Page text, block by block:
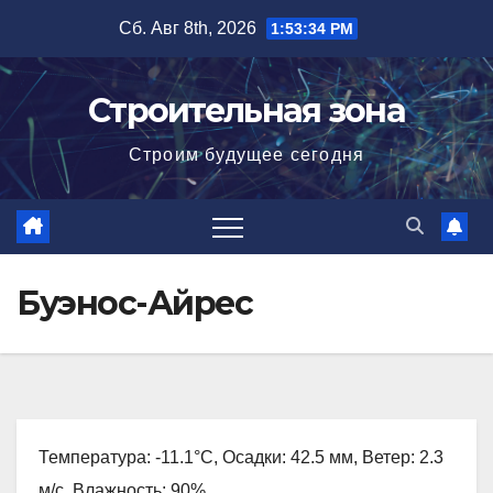
содержимому
Сб. Авг 8th, 2026 1:53:35 PM
Строительная зона
Строим будущее сегодня
Буэнос-Айрес
Температура: -11.1°C, Осадки: 42.5 мм, Ветер: 2.3